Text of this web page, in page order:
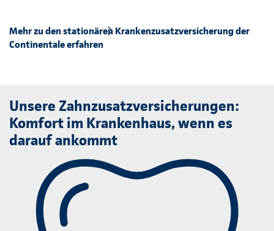
Mehr zu den stationären Krankenzusatzversicherung der
Continentale erfahren
Unsere Zahnzusatzversicherungen:
Komfort im Krankenhaus, wenn es
darauf ankommt